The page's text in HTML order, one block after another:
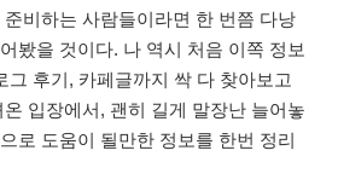
비하는 사람들이라면 한 번쯤 다낭
봤을 것이다. 나 역시 처음 이쪽 정보
그 후기, 카페글까지 싹 다 찾아보고
입장에서, 괜히 길게 말장난 늘어놓
로 도움이 될만한 정보를 한번 정리